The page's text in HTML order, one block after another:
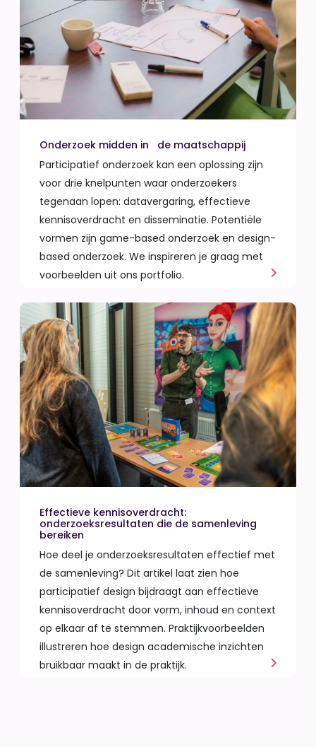
Onderzoek midden in de maatschappij
Participatief onderzoek kan een oplossing zijn
voor drie knelpunten waar onderzoekers
tegenaan lopen: datavergaring, effectieve
kennisoverdracht en disseminatie. Potentiële
vormen zijn game-based onderzoek en design-
based onderzoek. We inspireren je graag met
voorbeelden uit ons portfolio.
Effectieve kennisoverdracht:
onderzoeksresultaten die de samenleving
bereiken
Hoe deel je onderzoeksresultaten effectief met
de samenleving? Dit artikel laat zien hoe
participatief design bijdraagt aan effectieve
kennisoverdracht door vorm, inhoud en context
op elkaar af te stemmen. Praktijkvoorbeelden
illustreren hoe design academische inzichten
bruikbaar maakt in de praktijk.